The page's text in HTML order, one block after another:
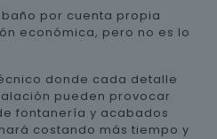
por cuenta propia
económica, pero no es lo
donde cada detalle
pueden provocar
fontanería y acabados
costando más tiempo y